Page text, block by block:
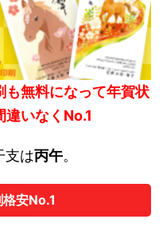
も無料になって年賀状
違いなくNo.1
支は丙午。
安No.1